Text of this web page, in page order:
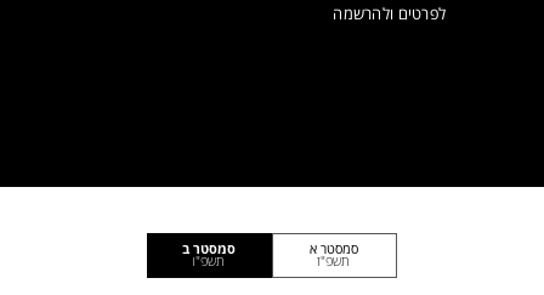
לפרטים ולהרשמה
סמסטר א
תשפ"ז
סמסטר ב
תשפ"ו